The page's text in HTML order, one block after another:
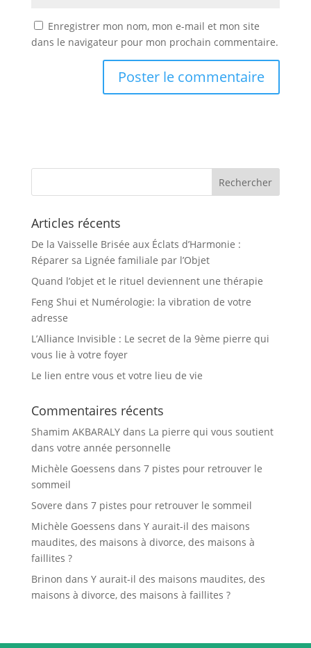
Enregistrer mon nom, mon e-mail et mon site
dans le navigateur pour mon prochain commentaire.
Articles récents
De la Vaisselle Brisée aux Éclats d’Harmonie :
Réparer sa Lignée familiale par l’Objet
Quand l’objet et le rituel deviennent une thérapie
Feng Shui et Numérologie: la vibration de votre
adresse
L’Alliance Invisible : Le secret de la 9ème pierre qui
vous lie à votre foyer
Le lien entre vous et votre lieu de vie
Commentaires récents
Shamim AKBARALYdans La pierre qui vous soutient
dans votre année personnelle
Michèle Goessens dans 7 pistes pour retrouver le
sommeil
Sovere dans 7 pistes pour retrouver le sommeil
Michèle Goessens dans Y aurait-il des maisons
maudites, des maisons à divorce, des maisons à
faillites ?
Brinon dans Y aurait-il des maisons maudites, des
maisons à divorce, des maisons à faillites ?